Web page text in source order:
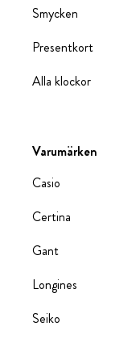
Smycken
Presentkort
Alla klockor
Varumärken
Casio
Certina
Gant
Longines
Seiko